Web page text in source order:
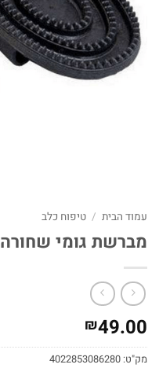
עמוד הבית / טיפוח כלב
מברשת גומי שחורה 1 יחידה
₪49.00
מק"ט: 4022853086280